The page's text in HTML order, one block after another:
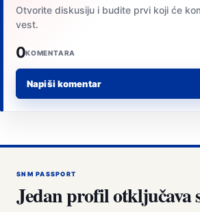
Otvorite diskusiju i budite prvi koji će
vest.
0KOMENTARA
Napiši komentar
SNM PASSPORT
Jedan profil otključava